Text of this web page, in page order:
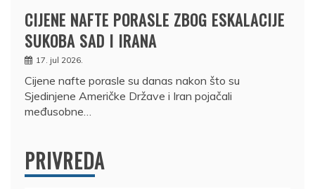
CIJENE NAFTE PORASLE ZBOG ESKALACIJE
SUKOBA SAD I IRANA
17. jul 2026.
Cijene nafte porasle su danas nakon što su
Sjedinjene Američke Države i Iran pojačali
međusobne…
PRIVREDA